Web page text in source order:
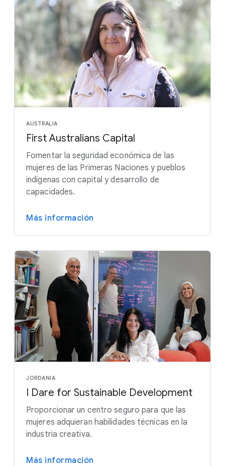
AUSTRALIA
First Australians Capital
Fomentar la seguridad económica de las
mujeres de las Primeras Naciones y pueblos
indígenas con capital y desarrollo de
capacidades.
Más información
JORDANIA
I Dare for Sustainable Development
Proporcionar un centro seguro para que las
mujeres adquieran habilidades técnicas en la
industria creativa.
Más información